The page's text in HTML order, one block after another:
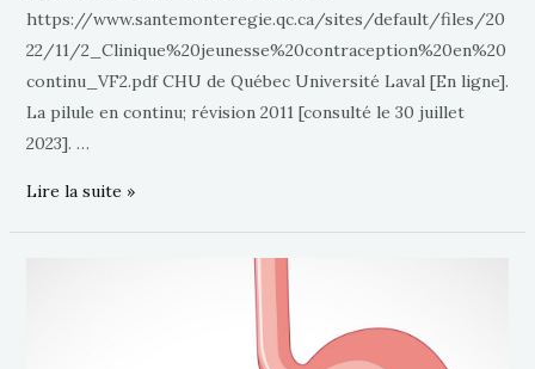
https://www.santemonteregie.qc.ca/sites/default/files/20
22/11/2_Clinique%20jeunesse%20contraception%20en%20
continu_VF2.pdf CHU de Québec Université Laval [En ligne].
La pilule en continu; révision 2011 [consulté le 30 juillet
2023]. …
Lire la suite »